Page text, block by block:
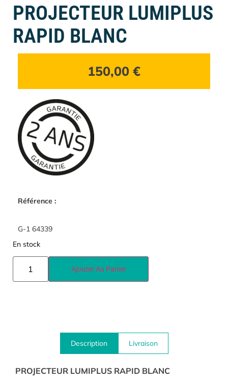
PROJECTEUR LUMIPLUS
RAPID BLANC
150,00 €
Référence :
G-1 64339
En stock
Ajouter Au Panier
Description Livraison
PROJECTEUR LUMIPLUS RAPID BLANC